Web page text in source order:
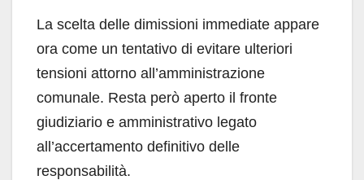
La scelta delle dimissioni immediate appare
ora come un tentativo di evitare ulteriori
tensioni attorno all’amministrazione
comunale. Resta però aperto il fronte
giudiziario e amministrativo legato
all’accertamento definitivo delle
responsabilità.